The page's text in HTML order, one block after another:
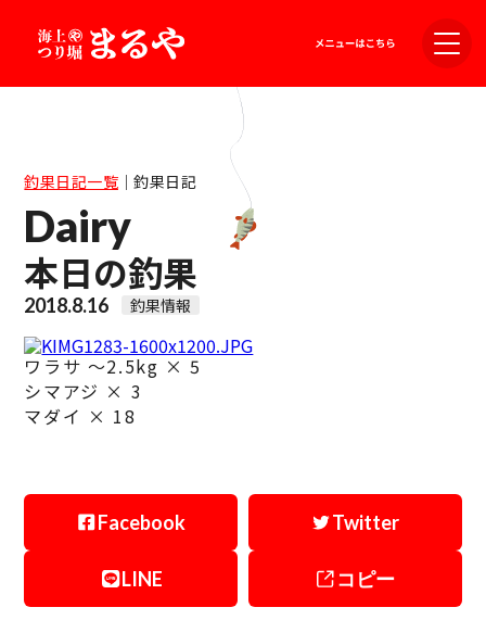
釣果日記一覧｜釣果日記
Dairy
本日の釣果
2018.8.16 釣果情報
ワラサ ～2.5kg × 5
シマアジ × 3
マダイ × 18
Facebook Twitter
LINE コピー